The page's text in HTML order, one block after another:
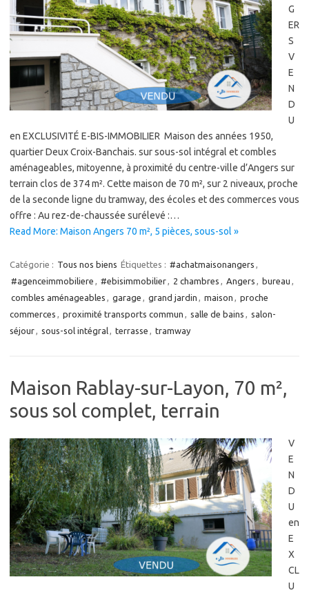
G
ER
S
V
E
N
D
U
en EXCLUSIVITÉ E-BIS-IMMOBILIER Maison des années 1950,
quartier Deux Croix-Banchais. sur sous-sol intégral et combles
aménageables, mitoyenne, à proximité du centre-ville d’Angers sur
terrain clos de 374 m². Cette maison de 70 m², sur 2 niveaux, proche
de la seconde ligne du tramway, des écoles et des commerces vous
offre : Au rez-de-chaussée surélevé :…
Read More: Maison Angers 70 m², 5 pièces, sous-sol »
Catégorie : Tous nos biens Étiquettes : #achatmaisonangers ,
#agenceimmobiliere , #ebisimmobilier, 2 chambres , Angers , bureau ,
combles aménageables , garage , grand jardin , maison , proche
commerces , proximité transports commun , salle de bains , salon-
séjour, sous-sol intégral, terrasse , tramway
Maison Rablay-sur-Layon, 70 m²,
sous sol complet, terrain
V
E
N
D
U
en
E
X
CL
U